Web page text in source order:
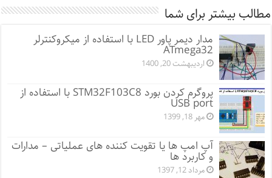
مطالب بیشتر برای شما
مدار دیمر پاور LED با استفاده از میکروکنترلر
ATmega32
اردیبهشت 20, 1400
پروگرم کردن بورد STM32F103C8 با استفاده از
USB port
مهر 18, 1399
آپ امپ ها یا تقویت کننده های عملیاتی – مدارات
و کاربرد ها
مرداد 12, 1397